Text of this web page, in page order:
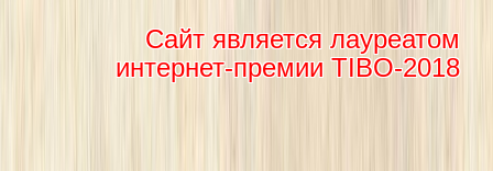
Сайт является лауреатом
интернет-премии TIBO-2018